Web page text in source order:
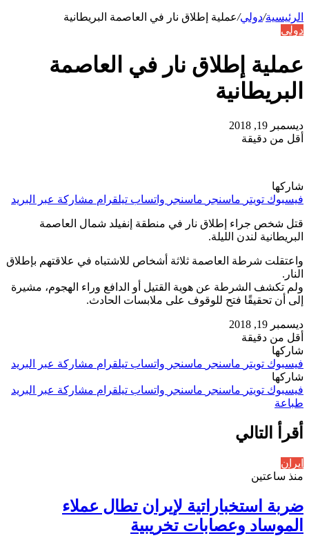
الرئيسية/دولي/عملية إطلاق نار في العاصمة البريطانية
دولي
عملية إطلاق نار في العاصمة
البريطانية
ديسمبر 19, 2018
أقل من دقيقة
شاركها
فيسبوك تويتر ماسنجر ماسنجر واتساب تيلقرام مشاركة عبر البريد
قتل شخص جراء إطلاق نار في منطقة إنفيلد شمال العاصمة
البريطانية لندن الليلة.
واعتقلت شرطة العاصمة ثلاثة أشخاص للاشتباه في علاقتهم بإطلاق
النار.
ولم تكشف الشرطة عن هوية القتيل أو الدافع وراء الهجوم، مشيرة
إلى أن تحقيقًا فتح للوقوف على ملابسات الحادث.
ديسمبر 19, 2018
أقل من دقيقة
شاركها
فيسبوك تويتر ماسنجر ماسنجر واتساب تيلقرام مشاركة عبر البريد
شاركها
فيسبوك تويتر ماسنجر ماسنجر واتساب تيلقرام مشاركة عبر البريد
طباعة
أقرأ التالي
ايران
منذ ساعتين
ضربة استخباراتية لإيران تطال عملاء
الموساد وعصابات تخريبية